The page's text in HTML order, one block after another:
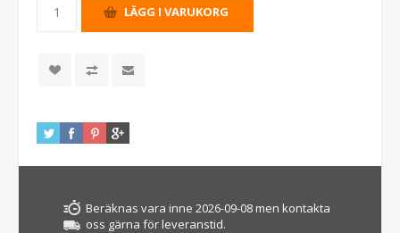
Beräknas vara inne 2026-09-08 men kontakta
oss gärna för leveranstid.